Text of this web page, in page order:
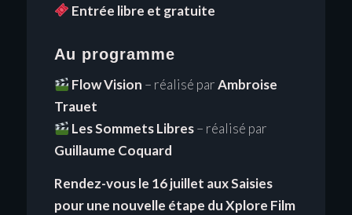
Entrée libre et gratuite
Au programme
Flow Vision – réalisé parAmbroise
Trauet
Les Sommets Libres– réalisé par
Guillaume Coquard
Rendez-vous le 16 juillet aux Saisies
pour une nouvelle étape du Xplore Film